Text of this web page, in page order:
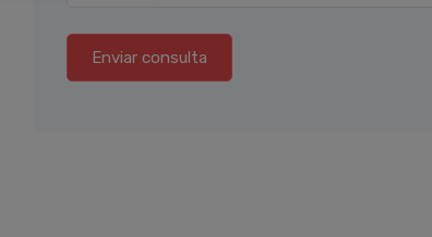
Enviar consulta